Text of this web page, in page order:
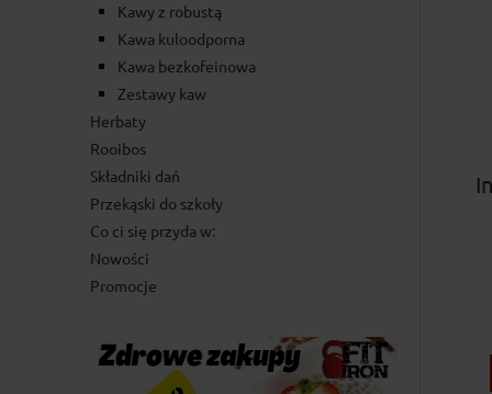
Kawy z robustą
Kawa kuloodporna
Kawa bezkofeinowa
Zestawy kaw
Herbaty
Rooibos
Składniki dań
Przekąski do szkoły
Co ci się przyda w:
Nowości
Promocje